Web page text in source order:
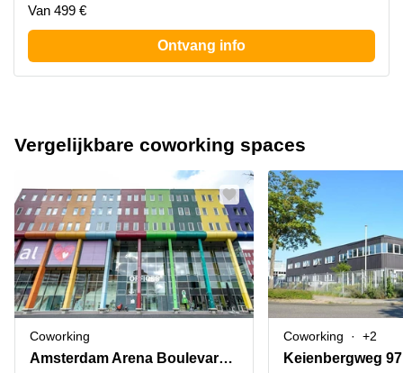
Van 499 €
Ontvang info
Vergelijkbare coworking spaces
Coworking
Amsterdam Arena Boulevard 65-71
Coworking +2
Keienbergweg 97